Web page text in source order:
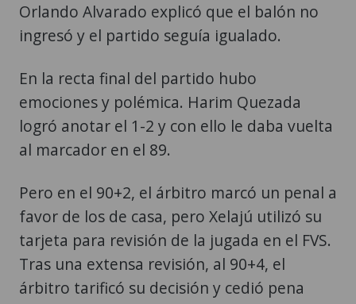
Orlando Alvarado explicó que el balón no
ingresó y el partido seguía igualado.
En la recta final del partido hubo
emociones y polémica. Harim Quezada
logró anotar el 1-2 y con ello le daba vuelta
al marcador en el 89.
Pero en el 90+2, el árbitro marcó un penal a
favor de los de casa, pero Xelajú utilizó su
tarjeta para revisión de la jugada en el FVS.
Tras una extensa revisión, al 90+4, el
árbitro tarificó su decisión y cedió pena